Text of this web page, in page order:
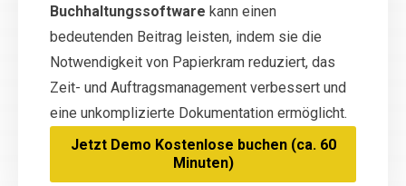
Buchhaltungssoftware kann einen
bedeutenden Beitrag leisten, indem sie die
Notwendigkeit von Papierkram reduziert, das
Zeit- und Auftragsmanagement verbessert und
eine unkomplizierte Dokumentation ermöglicht.
Jetzt Demo Kostenlose buchen (ca. 60
Minuten)